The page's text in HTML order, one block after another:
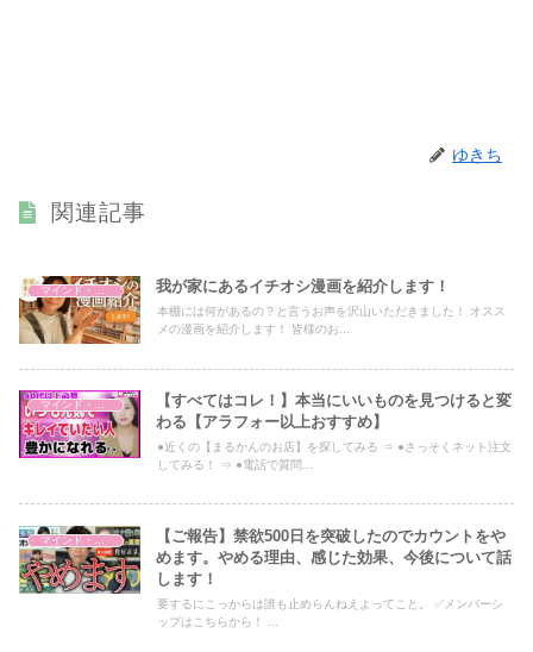
ゆきち
関連記事
マインド・哲学 我が家にあるイチオシ漫画を紹介します！
本棚には何があるの？と言うお声を沢山いただきました！ オスス
メの漫画を紹介します！ 皆様のお...
マインド・哲学
【すべてはコレ！】本当にいいものを見つけると変
わる【アラフォー以上おすすめ】
●近くの【まるかんのお店】を探してみる ⇒ ●さっそくネット注文
してみる！ ⇒ ●電話で質問...
マインド・哲学
【ご報告】禁欲500日を突破したのでカウントをや
めます。やめる理由、感じた効果、今後について話
します！
要するにこっからは誰も止めらんねえよってこと。 ✅メンバーシ
ップはこちらから！ ...